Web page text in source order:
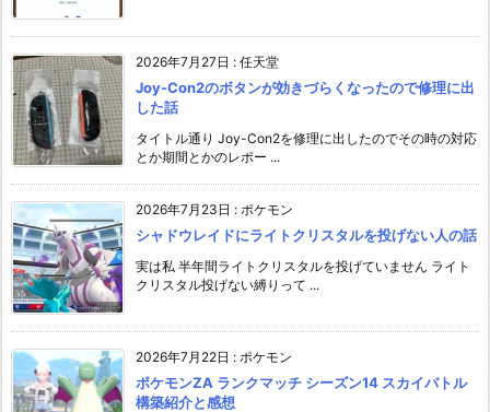
2026年7月27日 : 任天堂
Joy-Con2のボタンが効きづらくなったので修理に出
した話
タイトル通り Joy-Con2を修理に出したのでその時の対応
とか期間とかのレポー ...
2026年7月23日 : ポケモン
シャドウレイドにライトクリスタルを投げない人の話
実は私 半年間ライトクリスタルを投げていません ライト
クリスタル投げない縛りって ...
2026年7月22日 : ポケモン
ポケモンZA ランクマッチ シーズン14 スカイバトル
構築紹介と感想